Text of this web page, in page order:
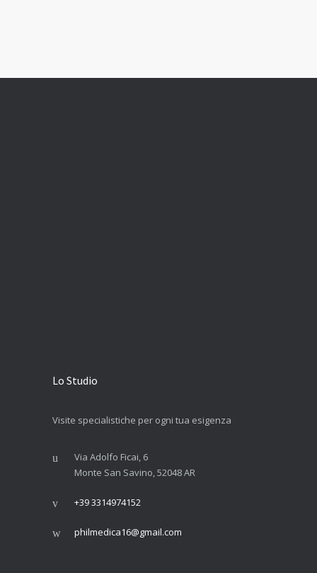
Lo Studio
Visite specialistiche per ogni tua esigenza
Via Adolfo Ficai, 6
Monte San Savino, 52048 AR
+39 3314974152
philmedica16@gmail.com